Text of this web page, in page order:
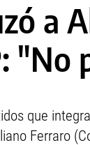
a
"No
que
Ferraro